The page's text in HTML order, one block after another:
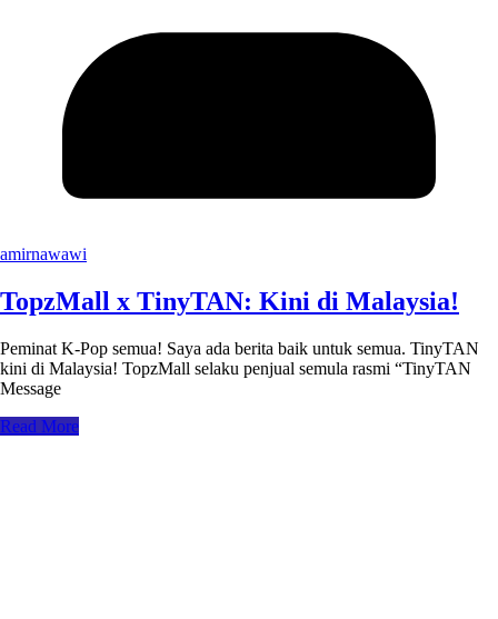
amirnawawi
TopzMall x TinyTAN: Kini di Malaysia!
Peminat K-Pop semua! Saya ada berita baik untuk semua. TinyTAN
kini di Malaysia! TopzMall selaku penjual semula rasmi “TinyTAN
Message
Read More